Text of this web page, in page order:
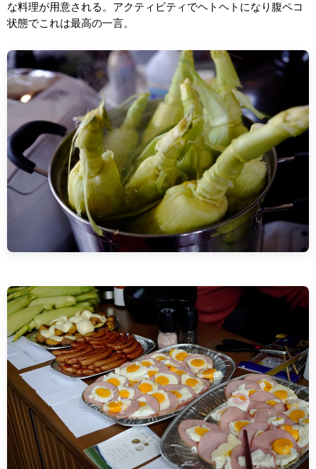
な料理が用意される。アクティビティでヘトヘトになり腹ペコ
状態でこれは最高の一言。